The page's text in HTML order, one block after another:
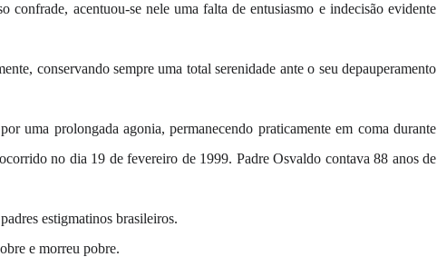
confrade, acentuou-se nele uma falta de entusiasmo e indecisão evidente
conservando sempre uma total serenidade ante o seu depauperamento
uma prolongada agonia, permanecendo praticamente em coma durante
no dia 19 de fevereiro de 1999. Padre Osvaldo contava 88 anos de
estigmatinos brasileiros.
e morreu pobre.